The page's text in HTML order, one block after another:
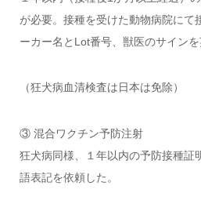
が必要。接種を受けた動物病院にて
ーカー名とLot番号、獣医のサインを
（狂犬病血清検査は日本は免除）
③ 混合ワクチン予防注射
狂犬病同様、１年以内の予防接種証
語表記を依頼した。